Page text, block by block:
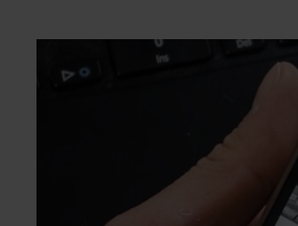
imagen